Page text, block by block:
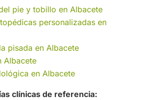
pie y tobillo en Albacete
personalizadas en
pisada en Albacete
Albacete
en Albacete
clínicas de referencia: